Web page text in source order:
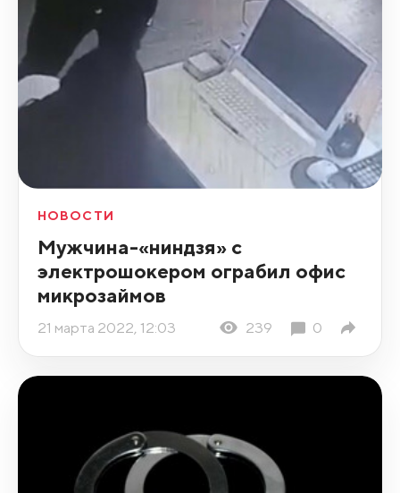
НОВОСТИ
Мужчина-«ниндзя» с
электрошокером ограбил офис
микрозаймов
21 марта 2022, 12:03 239 0